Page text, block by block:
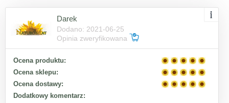
Darek
Dodano: 2021-06-25
Opinia zweryfikowana
Ocena produktu:
Ocena sklepu:
Ocena dostawy:
Dodatkowy komentarz: